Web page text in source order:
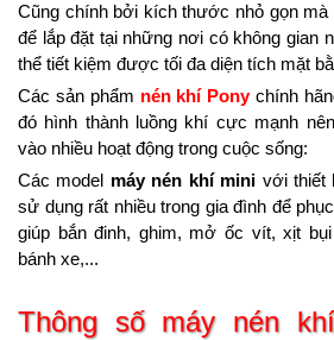
Cũng chính bởi kích thước nhỏ gọn mà
để lắp đặt tại những nơi có không gian
thể tiết kiệm được tối đa diện tích mặt
Các sản phẩm nén khí Ponychính
đó hình thành luồng khí cực mạnh
vào nhiều hoạt động trong cuộc sống:
Các model máy nén khí mini với thiết
sử dụng rất nhiều trong gia đình để
giúp bắn đinh, ghim, mở ốc vít, xịt
bánh xe,...
Thông số máy nén